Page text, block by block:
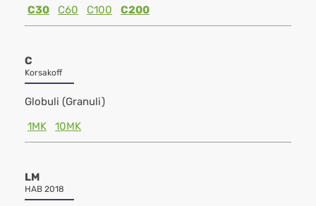
C30
C60 C100 C200
C
Korsakoff
Globuli (Granuli)
1MK
10MK
LM
HAB 2018